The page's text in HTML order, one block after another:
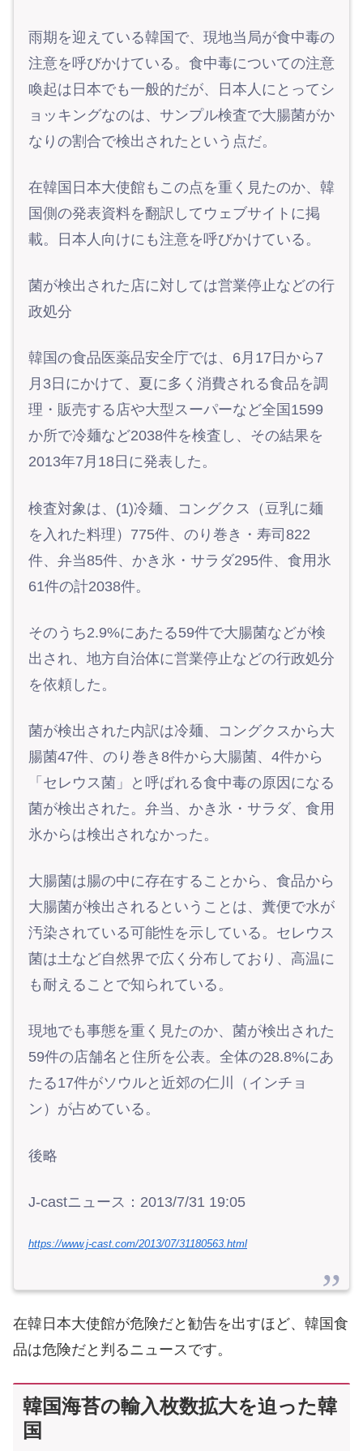
雨期を迎えている韓国で、現地当局が食中毒の
注意を呼びかけている。食中毒についての注意
喚起は日本でも一般的だが、日本人にとってシ
ョッキングなのは、サンプル検査で大腸菌がか
なりの割合で検出されたという点だ。
在韓国日本大使館もこの点を重く見たのか、韓
国側の発表資料を翻訳してウェブサイトに掲
載。日本人向けにも注意を呼びかけている。
菌が検出された店に対しては営業停止などの行
政処分
韓国の食品医薬品安全庁では、6月17日から7
月3日にかけて、夏に多く消費される食品を調
理・販売する店や大型スーパーなど全国1599
か所で冷麺など2038件を検査し、その結果を
2013年7月18日に発表した。
検査対象は、(1)冷麺、コングクス（豆乳に麺
を入れた料理）775件、のり巻き・寿司822
件、弁当85件、かき氷・サラダ295件、食用氷
61件の計2038件。
そのうち2.9%にあたる59件で大腸菌などが検
出され、地方自治体に営業停止などの行政処分
を依頼した。
菌が検出された内訳は冷麺、コングクスから大
腸菌47件、のり巻き8件から大腸菌、4件から
「セレウス菌」と呼ばれる食中毒の原因になる
菌が検出された。弁当、かき氷・サラダ、食用
氷からは検出されなかった。
大腸菌は腸の中に存在することから、食品から
大腸菌が検出されるということは、糞便で水が
汚染されている可能性を示している。セレウス
菌は土など自然界で広く分布しており、高温に
も耐えることで知られている。
現地でも事態を重く見たのか、菌が検出された
59件の店舗名と住所を公表。全体の28.8%にあ
たる17件がソウルと近郊の仁川（インチョ
ン）が占めている。
後略
J-castニュース：2013/7/31 19:05
https://www.j-cast.com/2013/07/31180563.html
在韓日本大使館が危険だと勧告を出すほど、韓国食
品は危険だと判るニュースです。
韓国海苔の輸入枚数拡大を迫った韓
国